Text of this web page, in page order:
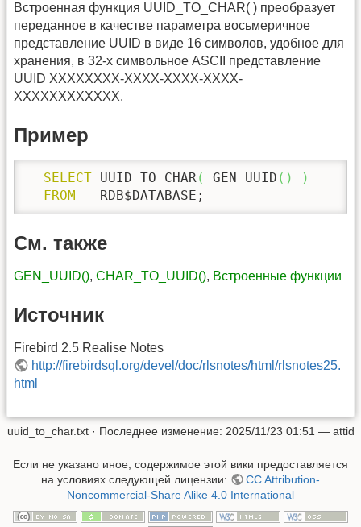
Встроенная функция UUID_TO_CHAR( ) преобразует
переданное в качестве параметра восьмеричное
представление UUID в виде 16 символов, удобное для
хранения, в 32-х символьное ASCII
представление
UUID XXXXXXXX-XXXX-XXXX-XXXX-
XXXXXXXXXXXX.
Пример
SELECT UUID_TO_CHAR ( GEN_UUID ( )
)
FROM
   RDB$DATABASE;
См. также
GEN_UUID(), CHAR_TO_UUID(), Встроенные функции
Источник
Firebird 2.5 Realise Notes
http://firebirdsql.org/devel/doc/rlsnotes/html/rlsnotes25.
html
uuid_to_char.txt · Последнее изменение: 2025/11/23 01:51 — attid
Если не указано иное, содержимое этой вики предоставляется
на условиях следующей лицензии:
CC Attribution-
Noncommercial-Share Alike 4.0 International